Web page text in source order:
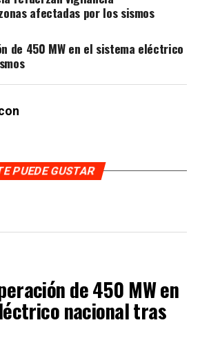
afectadas por los sismos
de 450 MW en el sistema eléctrico
PUEDE GUSTAR
de 450 MW en
nacional tras